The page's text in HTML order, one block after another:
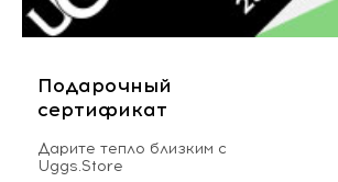
Подарочный
сертификат
Дарите тепло близким с
Uggs.Store